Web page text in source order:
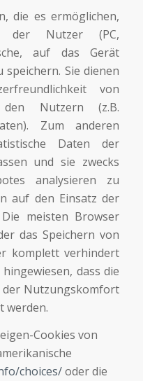
die es ermöglichen,
der Nutzer (PC,
auf das Gerät
Sie dienen
von
Nutzern (z.B.
Zum anderen
Daten der
und sie zwecks
analysieren zu
auf den Einsatz der
meisten Browser
das Speichern von
komplett verhindert
dass die
Nutzungskomfort
werden.
Cookies von
choices/oder die